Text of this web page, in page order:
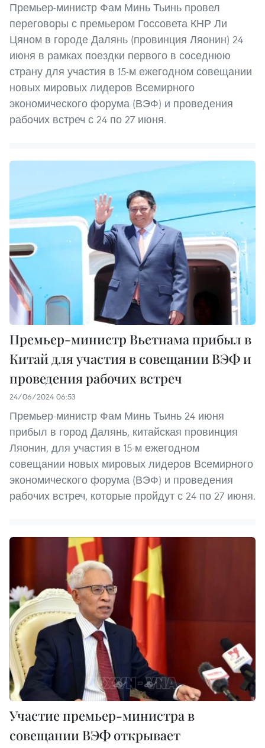
Премьер-министр Фам Минь Тьинь провел
переговоры с премьером Госсовета КНР Ли
Цяном в городе Далянь (провинция Ляонин) 24
июня в рамках поездки первого в соседнюю
страну для участия в 15-м ежегодном совещании
новых мировых лидеров Всемирного
экономического форума (ВЭФ) и проведения
рабочих встреч с 24 по 27 июня.
Премьер-министр Вьетнама прибыл в
Китай для участия в совещании ВЭФ и
проведения рабочих встреч
24/06/2024 06:53
Премьер-министр Фам Минь Тьинь 24 июня
прибыл в город Далянь, китайская провинция
Ляонин, для участия в 15-м ежегодном
совещании новых мировых лидеров Всемирного
экономического форума (ВЭФ) и проведения
рабочих встреч, которые пройдут с 24 по 27 июня.
Участие премьер-министра в
совещании ВЭФ открывает